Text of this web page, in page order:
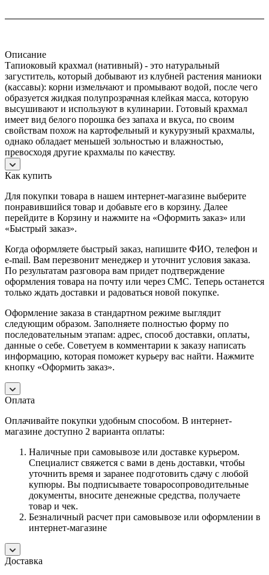
Описание
Тапиоковый крахмал (нативный) - это натуральный
загуститель, который добывают из клубней растения маниоки
(кассавы): корни измельчают и промывают водой, после чего
образуется жидкая полупрозрачная клейкая масса, которую
высушивают и используют в кулинарии. Готовый крахмал
имеет вид белого порошка без запаха и вкуса, по своим
свойствам похож на картофельный и кукурузный крахмалы,
однако обладает меньшей зольностью и влажностью,
превосходя другие крахмалы по качеству.
Как купить
Для покупки товара в нашем интернет-магазине выберите
понравившийся товар и добавьте его в корзину. Далее
перейдите в Корзину и нажмите на «Оформить заказ» или
«Быстрый заказ».
Когда оформляете быстрый заказ, напишите ФИО, телефон и
e-mail. Вам перезвонит менеджер и уточнит условия заказа.
По результатам разговора вам придет подтверждение
оформления товара на почту или через СМС. Теперь останется
только ждать доставки и радоваться новой покупке.
Оформление заказа в стандартном режиме выглядит
следующим образом. Заполняете полностью форму по
последовательным этапам: адрес, способ доставки, оплаты,
данные о себе. Советуем в комментарии к заказу написать
информацию, которая поможет курьеру вас найти. Нажмите
кнопку «Оформить заказ».
Оплата
Оплачивайте покупки удобным способом. В интернет-
магазине доступно 2 варианта оплаты:
Наличные при самовывозе или доставке курьером.
Специалист свяжется с вами в день доставки, чтобы
уточнить время и заранее подготовить сдачу с любой
купюры. Вы подписываете товаросопроводительные
документы, вносите денежные средства, получаете
товар и чек.
Безналичный расчет при самовывозе или оформлении в
интернет-магазине
Доставка